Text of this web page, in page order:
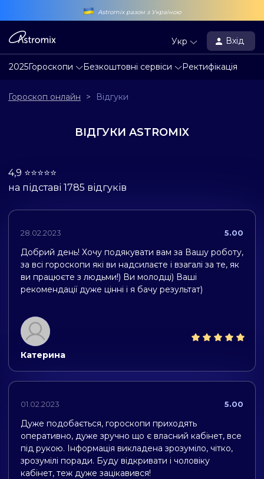
Astromix разом з Україною
2025Гороскопи Безкоштовні сервіси Ректифікація
Укр Вхід
Гороскоп онлайн > Відгуки
ВІДГУКИ ASTROMIX
4,9 ⭐️⭐️⭐️⭐️⭐️
на підставі 1785 відгуків
28.02.2023 5.00
Добрий день! Хочу подякувати вам за Вашу роботу,
за всі гороскопи які ви надсилаєте і взагалі за те, як
ви працюєте з людьми!) Ви молодці) Ваші
рекомендації дуже цінні і я бачу результат)
Катерина
01.02.2023 5.00
Дуже подобається, гороскопи приходять
оперативно, дуже зручно що є власний кабінет, все
під рукою. Інформація викладена зрозуміло, чітко,
зрозумілі поради. Буду відкривати і чоловіку
кабінет, теж дуже зацікавився!